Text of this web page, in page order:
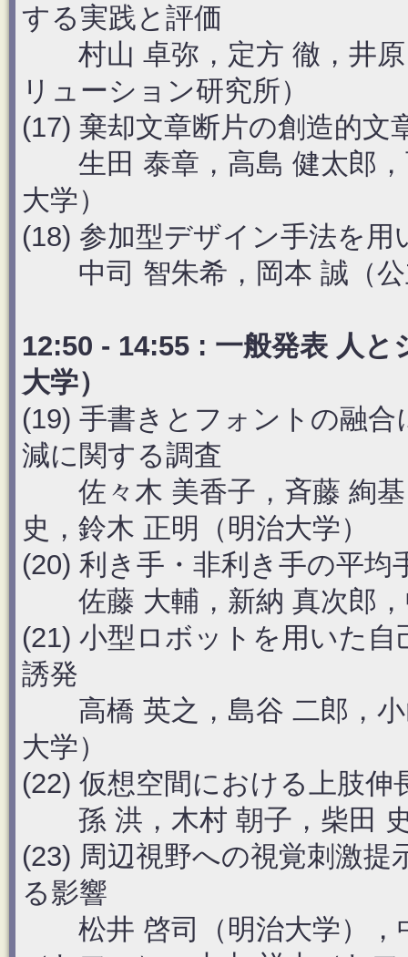
する実践と評価
村山 卓弥，定方 徹，井原
リューション研究所）
(17) 棄却文章断片の創造的
生田 泰章，高島 健太郎，
大学）
(18) 参加型デザイン手法を
中司 智朱希，岡本 誠（公
12:50 - 14:55 : 一般発表 人
大学）
(19) 手書きとフォントの融
減に関する調査
佐々木 美香子，斉藤 絢基
史，鈴木 正明（明治大学）
(20) 利き手・非利き手の平
佐藤 大輔，新納 真次郎，
(21) 小型ロボットを用いた
誘発
高橋 英之，島谷 二郎，小
大学）
(22) 仮想空間における上肢伸
孫 洪，木村 朝子，柴田
(23) 周辺視野への視覚刺激
る影響
松井 啓司（明治大学），